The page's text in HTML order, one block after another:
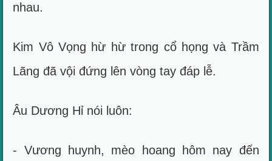
nhau.
Kim Vô Vọng hừ hừ trong cổ họng và Trầm
Lãng đã vội đứng lên vòng tay đáp lễ.
Âu Dương Hỉ nói luôn:
- Vương huynh, mèo hoang hôm nay đến